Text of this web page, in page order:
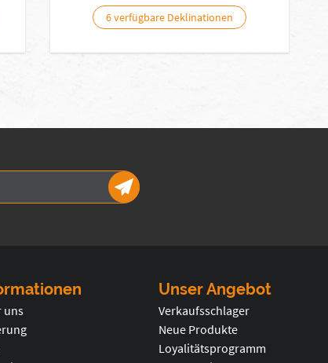
6 verfügbare Deklinationen
uns
Unser Angebot
Verkaufsschlager
Neue Produkte
Loyalitätsprogramm